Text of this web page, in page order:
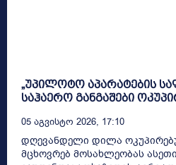
„უპილოტო აპარატების
საჰაერო განგაშები
05 Აგვისტო 2026, 17:10
დღევანდელი დილა
მცხოვრებ მოსახლეობას